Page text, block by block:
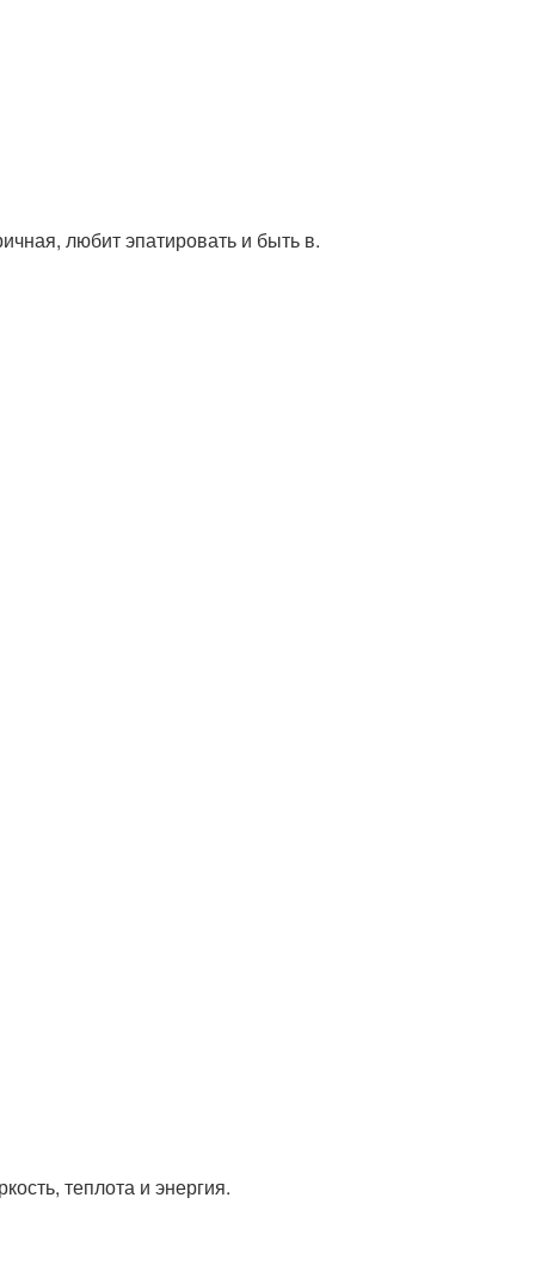
любит эпатировать и быть в.
теплота и энергия.